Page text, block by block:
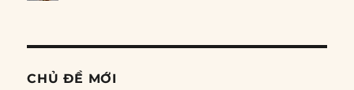
CHỦ ĐỀ MỚI